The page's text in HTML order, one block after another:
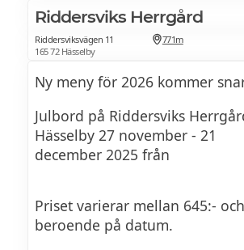
Julbord fredag
Julbord ördag
JULBORD 2025 MENY
Vårt julbord bjuder på allt från
och gravlax till köttbullar,
riktig jul. Och när det är dags
Då väntar ett helt bord av
Riddersviks Herrgård
Riddersviksvägen 11
165 72 Hässelby
771m
Ny meny för 2026 kommer
Julbord på Riddersviks
Hässelby 27 november - 21
december 2025 från
Priset varierar mellan 645:-
beroende på datum.